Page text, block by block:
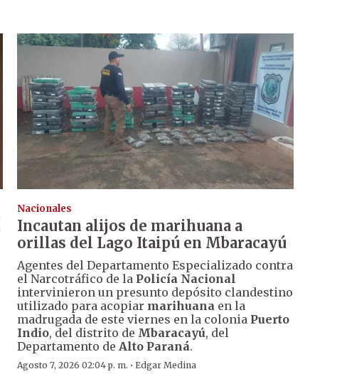
Nacionales
Incautan alijos de marihuana a
orillas del Lago Itaipú en Mbaracayú
Agentes del Departamento Especializado contra
el Narcotráfico de la Policía Nacional
intervinieron un presunto depósito clandestino
utilizado para acopiar marihuanaen la
madrugada de este viernes en la colonia Puerto
Indio, del distrito de Mbaracayú, del
Departamento de Alto Paraná.
Agosto 7, 2026 02:04 p. m. · Edgar Medina